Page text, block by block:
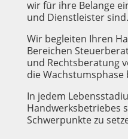
wir für ihre Belange
und Dienstleister sind.
Wir begleiten Ihren
Bereichen
und Rechtsberatung
die Wachstumsphase
In jedem
Handwerksbetriebes
Schwerpunkte zu